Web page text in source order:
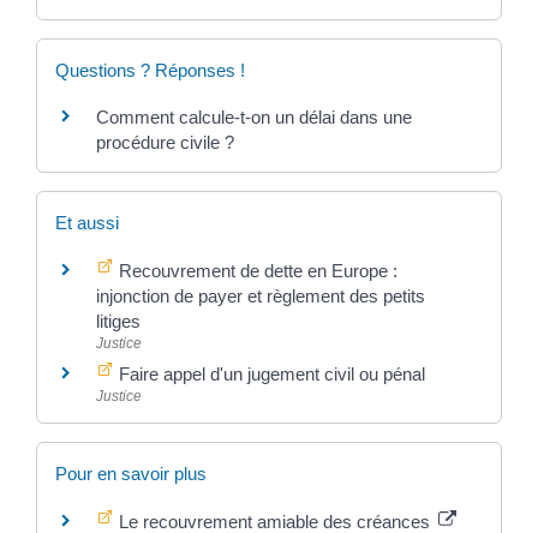
Questions ? Réponses !
Comment calcule-t-on un délai dans une
procédure civile ?
Et aussi
Recouvrement de dette en Europe :
injonction de payer et règlement des petits
litiges
Justice
Faire appel d'un jugement civil ou pénal
Justice
Pour en savoir plus
Le recouvrement amiable des créances